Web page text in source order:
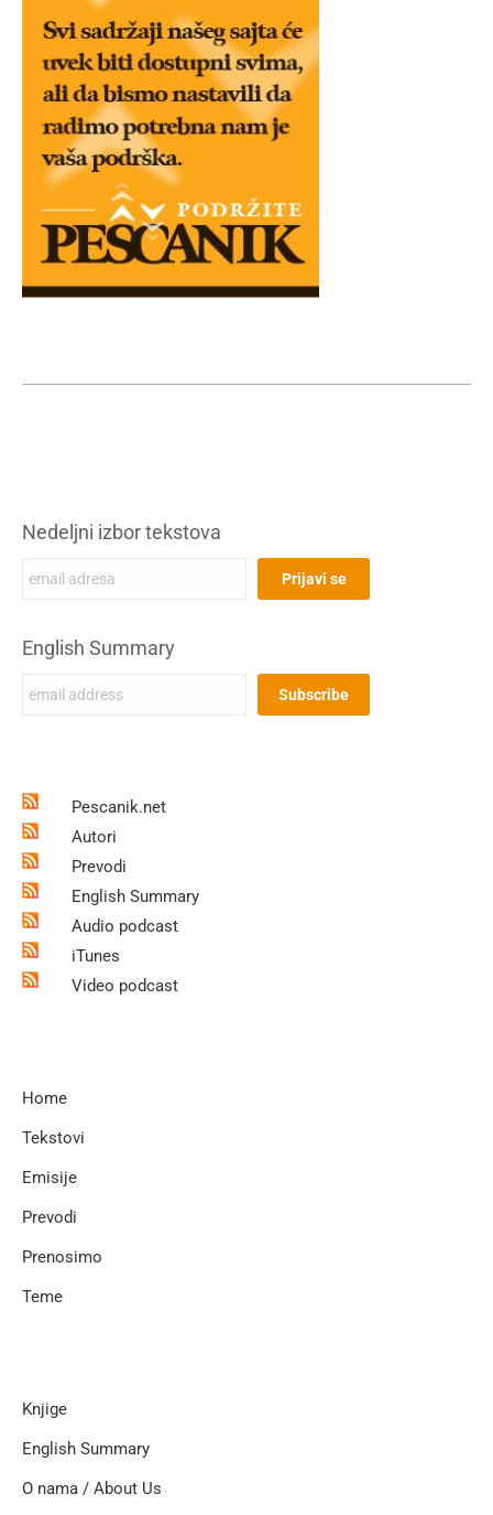
Nedeljni izbor tekstova
English Summary
Pescanik.net
Autori
Prevodi
English Summary
Audio podcast
iTunes
Video podcast
Home
Tekstovi
Emisije
Prevodi
Prenosimo
Teme
Knjige
English Summary
O nama / About Us